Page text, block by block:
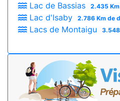
Lac de Bassias 2.435
Lac d'Isaby 2.786 Km de
Lacs de Montaigu